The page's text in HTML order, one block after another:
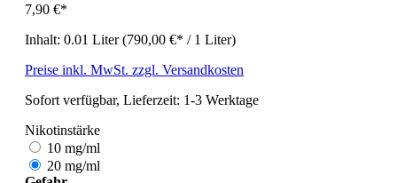
7,90 €*
Inhalt: 0.01 Liter(790,00 €* / 1 Liter)
Preise inkl. MwSt. zzgl. Versandkosten
Sofort verfügbar, Lieferzeit: 1-3 Werktage
Nikotinstärke
10 mg/ml
20 mg/ml